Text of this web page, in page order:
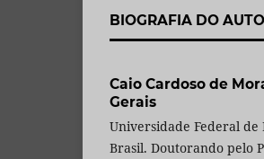
BIOGRAFIA DO
Caio Cardoso de
Gerais
Universidade Federal de
Brasil. Doutorando pelo